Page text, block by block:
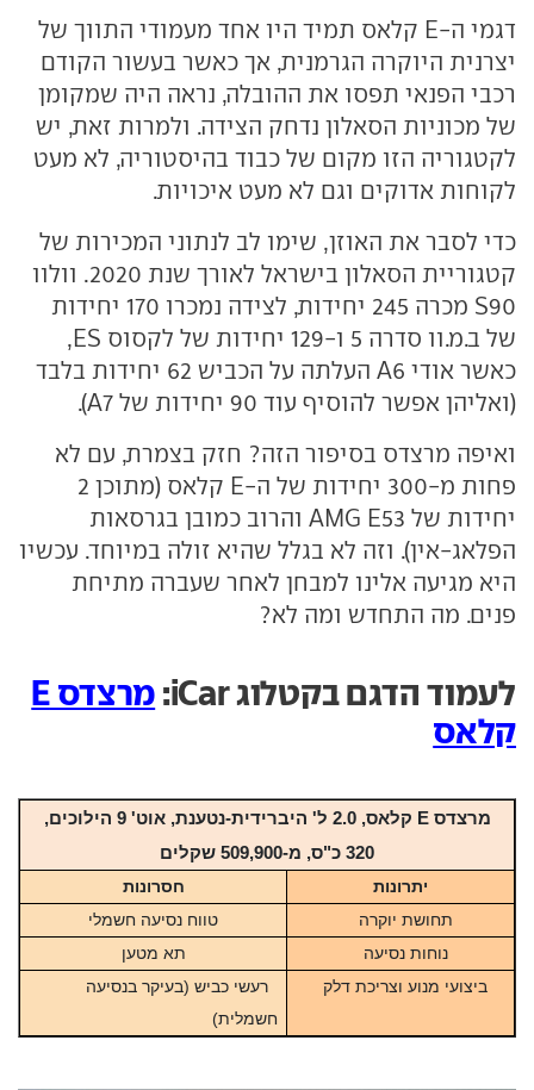
דגמי ה-E קלאס תמיד היו אחד מעמודי התווך של
יצרנית היוקרה הגרמנית, אך כאשר בעשור הקודם
רכבי הפנאי תפסו את ההובלה, נראה היה שמקומן
של מכוניות הסאלון נדחק הצידה. ולמרות זאת, יש
לקטגוריה הזו מקום של כבוד בהיסטוריה, לא מעט
לקוחות אדוקים וגם לא מעט איכויות.
כדי לסבר את האוזן, שימו לב לנתוני המכירות של
קטגוריית הסאלון בישראל לאורך שנת 2020. וולוו
S90 מכרה 245 יחידות, לצידה נמכרו 170 יחידות
של ב.מ.וו סדרה 5 ו-129 יחידות של לקסוס ES,
כאשר אודי A6 העלתה על הכביש 62 יחידות בלבד
(ואליהן אפשר להוסיף עוד 90 יחידות של A7).
ואיפה מרצדס בסיפור הזה? חזק בצמרת, עם לא
פחות מ-300 יחידות של ה-E קלאס (מתוכן 2
יחידות של AMG E53 והרוב כמובן בגרסאות
הפלאג-אין). וזה לא בגלל שהיא זולה במיוחד. עכשיו
היא מגיעה אלינו למבחן לאחר שעברה מתיחת
פנים. מה התחדש ומה לא?
לעמוד הדגם בקטלוג iCar:
מרצדס E
קלאס
מרצדס E קלאס, 2.0 ל' היברידית-נטענת, אוט' 9 הילוכים
,
320 כ"ס, מ-
509,900 שקלים
יתרונות
חסרונות
תחושת יוקרה
טווח נסיעה חשמלי
נוחות נסיעה
תא מטען
ביצועי מנוע וצריכת דלק
רעשי כביש (בעיקר בנסיעה
חשמלית)